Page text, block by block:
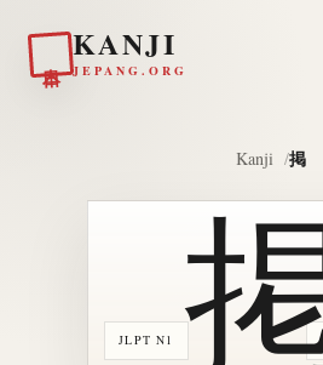
KANJI
JEPANG.ORG
Kanji 掲
JLPT N1